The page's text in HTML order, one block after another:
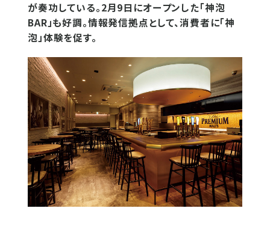
が奏功している。2月9日にオープンした「神泡
BAR」も好調。情報発信拠点として、消費者に「神
泡」体験を促す。